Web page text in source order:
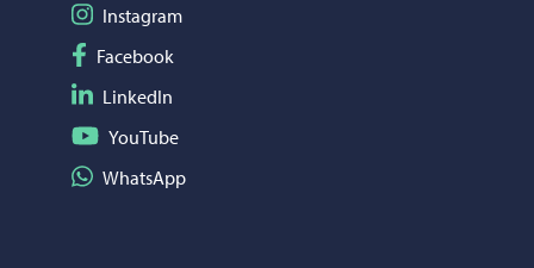
Följ på Instagram
Instagram
Följ på Facebook
Facebook
Följ på LinkedIn
LinkedIn
Följ på YouTube
YouTube
Dela på WhatsApp
WhatsApp